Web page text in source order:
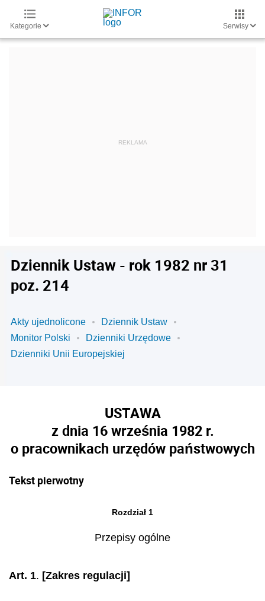
Kategorie Serwisy
Dziennik Ustaw - rok 1982 nr 31
poz. 214
Akty ujednolicone
Dziennik Ustaw
Monitor Polski
Dzienniki Urzędowe
Dzienniki Unii Europejskiej
USTAWA
z dnia 16 września 1982 r.
o pracownikach urzędów państwowych
Tekst pierwotny
Rozdział 1
Przepisy ogólne
Art. 1. [Zakres regulacji]